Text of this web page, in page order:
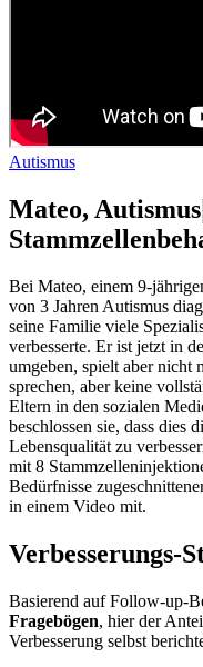
Autismus
Mateo,
Bei Mateo, einem 9-
von 3 Jahren Autismus
seine Familie viele
verbesserte. Er ist jetzt in
umgeben, spielt aber nicht
sprechen, aber keine
Eltern in den sozialen
beschlossen sie, dass dies
Lebensqualität zu
mit 8
Bedürfnisse
in einem Video mit.
Verbesserungs-
Basierend auf Follow-up-
Fragebögen, hier der
Verbesserung selbst